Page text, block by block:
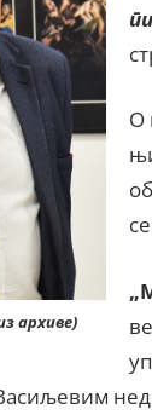
архиве)
О